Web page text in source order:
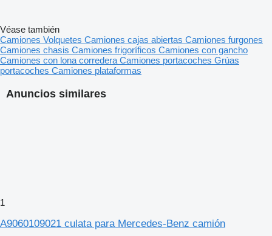
Anuncios similares
1
A9060109021 culata para Mercedes-Benz camión
Véase también
Camiones Volquetes Camiones cajas abiertas Camiones furgones
Camiones chasis Camiones frigoríficos Camiones con gancho
Camiones con lona corredera Camiones portacoches Grúas
portacoches Camiones plataformas